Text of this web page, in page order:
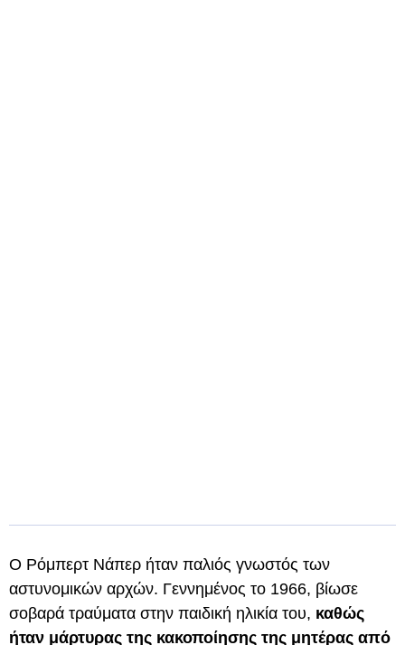
Ο Ρόμπερτ Νάπερ ήταν παλιός γνωστός των
αστυνομικών αρχών. Γεννημένος το 1966, βίωσε
σοβαρά τραύματα στην παιδική ηλικία του, καθώς
ήταν μάρτυρας της κακοποίησης της μητέρας από